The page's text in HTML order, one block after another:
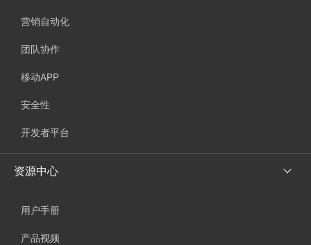
营销自动化
团队协作
移动APP
安全性
开发者平台
资源中心
用户手册
产品视频